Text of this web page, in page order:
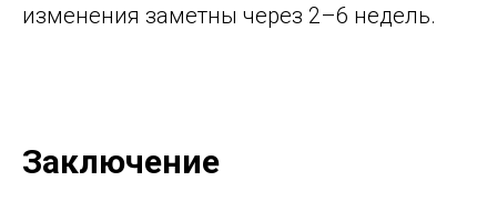
изменения заметны через 2–6 недель.
Заключение